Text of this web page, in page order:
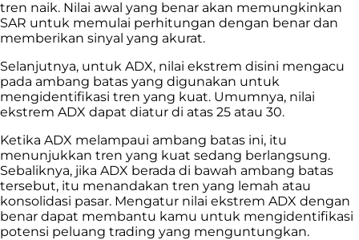
tren naik. Nilai awal yang benar akan memungkinkan
SAR untuk memulai perhitungan dengan benar dan
memberikan sinyal yang akurat.
Selanjutnya, untuk ADX, nilai ekstrem disini mengacu
pada ambang batas yang digunakan untuk
mengidentifikasi tren yang kuat. Umumnya, nilai
ekstrem ADX dapat diatur di atas 25 atau 30.
Ketika ADX melampaui ambang batas ini, itu
menunjukkan tren yang kuat sedang berlangsung.
Sebaliknya, jika ADX berada di bawah ambang batas
tersebut, itu menandakan tren yang lemah atau
konsolidasi pasar. Mengatur nilai ekstrem ADX dengan
benar dapat membantu kamu untuk mengidentifikasi
potensi peluang trading yang menguntungkan.